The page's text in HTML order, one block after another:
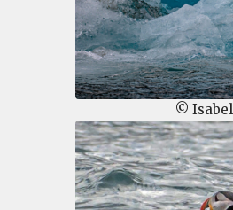
©